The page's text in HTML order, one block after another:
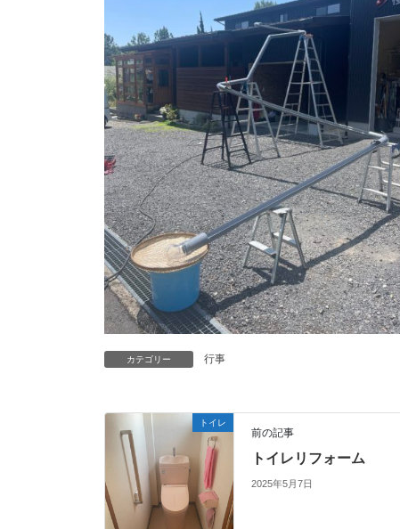
カテゴリー 行事
トイレ
前の記事
トイレリフォーム
2025年5月7日